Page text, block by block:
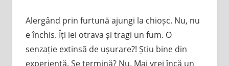
Alergând prin furtună ajungi la chioșc. Nu, nu
e închis. Îți iei otrava și tragi un fum. O
senzație extinsă de ușurare?! Știu bine din
experiență. Se termină? Nu. Mai vrei încă un